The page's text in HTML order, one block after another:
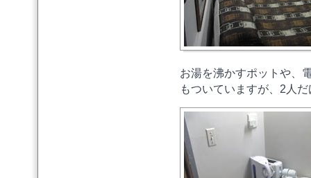
お湯を沸かすポットや、
もついていますが、2人